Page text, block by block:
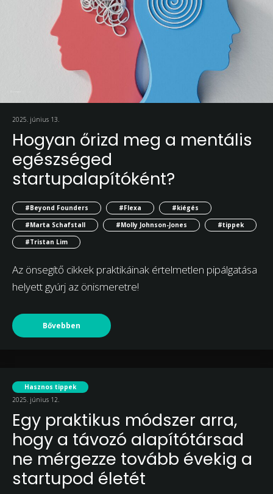
2025. június 13.
Hogyan őrizd meg a mentális
egészséged
startupalapítóként?
#Beyond Founders #Flexa
#kiégés
#Marta Schafstall
#Molly Johnson-Jones
#tippek
#Tristan Lim
Az önsegítő cikkek praktikáinak értelmetlen pipálgatása
helyett gyúrj az önismeretre!
Bővebben
Hasznos tippek
2025. június 12.
Egy praktikus módszer arra,
hogy a távozó alapítótársad
ne mérgezze tovább évekig a
startupod életét